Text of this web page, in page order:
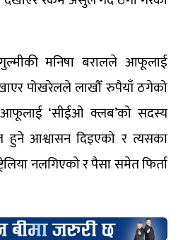
गुल्मीकी मनिषा बरालले आफूलाई
पोखरेलले लाखौँ रुपैयाँ ठगेको
‘सीईओ क्लब’को सदस्य
आश्वासन दिइएको र त्यसका
नलगिएको र पैसा समेत फिर्ता